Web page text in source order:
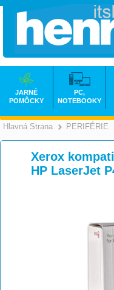
Hlavná Strana PERIFÉRIE
Xerox
HP LaserJet
JARNÉ
POMÔCKY
PC,
NOTEBOOKY